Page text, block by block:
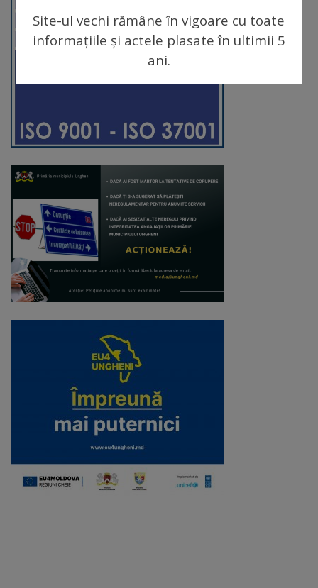
Galerii
Administrație
Primărie
Primar
Viceprimari
Organigrama
Aparatul
primăriei
Regulamentul
funcționare
Integritate
calitate
Site-ul vechi rămâne în vigoare cu toate
informațiile și actele plasate în ultimii 5
ani.